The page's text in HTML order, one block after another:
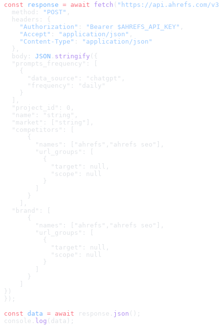
const response = await fetch ( " https://api.ahrefs.com/
  method:
"POST" ,
  headers: {
    "Authorization"
: "Bearer $AHREFS_API_KEY" ,
    "Accept"
: "application/json" ,
    "Content-Type"
:
"application/json"
  },
  body:
JSON . stringify ( {
  "prompts_frequency": [
    {
      "data_source": "chatgpt",
      "frequency": "daily"
    }
  ],
  "project_id": 0,
  "name": "string",
  "market": ["string"],
  "competitors": [
      {
        "names": ["ahrefs","ahrefs seo"],
        "url_groups": [
          {
            "target": null,
            "scope": null
          }
      }
    ],
  "brand": [
      {
        "names": ["ahrefs","ahrefs seo"],
        "url_groups": [
          {
            "target": null,
            "scope": null
          }
      }
} )
});
const data = await response. json ();
console. log (data);